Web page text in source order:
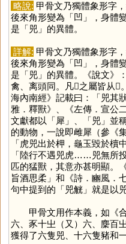
略說: 甲骨文乃獨體象形字
後來角形變為「凹 」，身體
是「兕」的異體。
詳解: 甲骨文乃獨體象形字
後來角形變為「凹 」，身體
是「兕」的異體。《說文》
禽、离頭同。凡𤉡之屬皆从
海內南經》記載曰：「兕其
雅．釋獸》、《左傳．宣公
文獻都以「犀」、「兕」並
的動物，一說即雌犀（參《
「虎兕出於柙，龜玉毀於櫝
「陸行不遇兕虎……兕無所
匹的猛獸，其意亦甚明顯。
旨酒思柔」和《詩．豳風．
句中提到的「兕觥」就是以
甲骨文用作本義，如《合
六、豕十㞢（又）六、麇百
獲得了六隻兕、十六隻豬和